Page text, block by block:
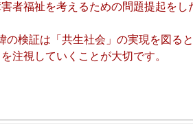
者福祉を考えるための問題提起を
検証は「共生社会」の実現を図る
注視していくことが大切です。